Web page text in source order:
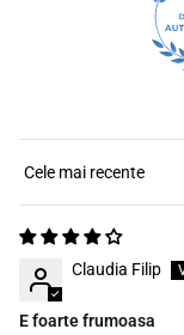
Sort by
Claudia Filip
E foarte frumoasa